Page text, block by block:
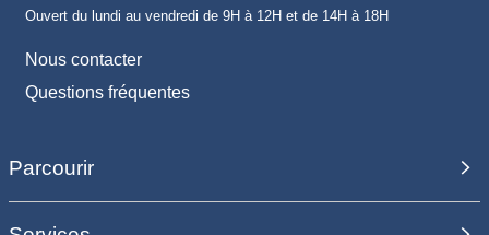
Ouvert du lundi au vendredi de 9H à 12H et de 14H à 18H
Nous contacter
Questions fréquentes
Parcourir